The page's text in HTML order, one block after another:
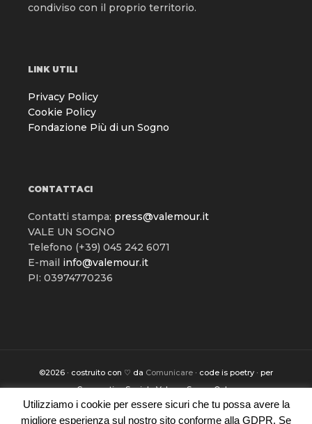
condiviso con il proprio territorio.
LINK UTILI
Privacy Policy
Cookie Policy
Fondazione Più di un Sogno
CONTATTACI
Contatti stampa: press@valemour.it
VALE UN SOGNO
Telefono (+39) 045 242 6071
E-mail info@valemour.it
PI: 03974770236
©2026 · costruito con ♡ da Comunicare · code is poetry · per
Cooperativa Sociale Vale un Sogno Onlus
Home Valemour Good Tool Good Look
Utilizziamo i cookie per essere sicuri che tu possa avere la
migliore esperienza sul nostro sito conforme alla GDPR. Se